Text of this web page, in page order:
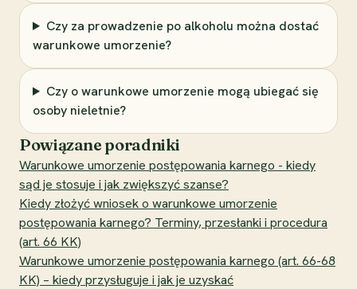
Czy za prowadzenie po alkoholu można dostać
warunkowe umorzenie?
Czy o warunkowe umorzenie mogą ubiegać się
osoby nieletnie?
Powiązane poradniki
Warunkowe umorzenie postępowania karnego - kiedy
sąd je stosuje i jak zwiększyć szanse?
Kiedy złożyć wniosek o warunkowe umorzenie
postępowania karnego? Terminy, przesłanki i procedura
(art. 66 KK)
Warunkowe umorzenie postępowania karnego (art. 66-68
KK) – kiedy przysługuje i jak je uzyskać